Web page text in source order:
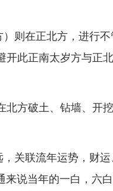
则在正北方，进行
此正南太岁方与正北
北方破土、钻墙、开
关联流年运势，财
说当年的一白，六